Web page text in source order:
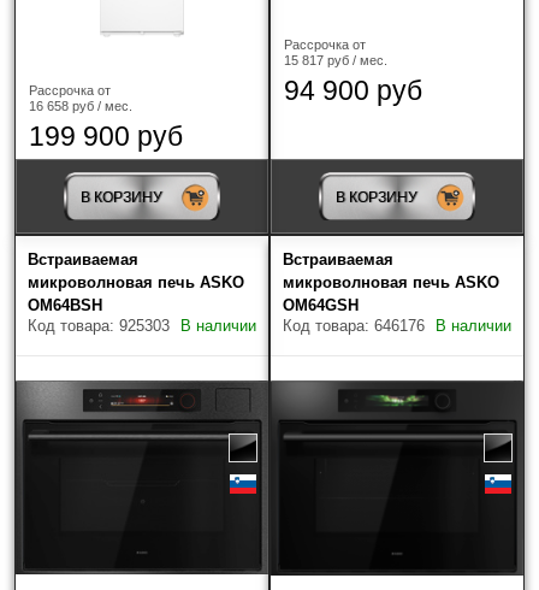
самостоятельно транспортную компанию.
При отправке через транспортные компании
обязательно заказывается жесткая упаковка
(обрешетка) и страхование груза!
Рассрочка от
16 658 руб / мес.
199 900 руб
В КОРЗИНУ
Рассрочка от
15 817 руб / мес.
94 900 руб
В КОРЗИНУ
Встраиваемая
микроволновая печь ASKO
OM64BSH
Код товара: 925303
В наличии
Встраиваемая
микроволновая печь ASKO
OM64GSH
Код товара: 646176
В наличии